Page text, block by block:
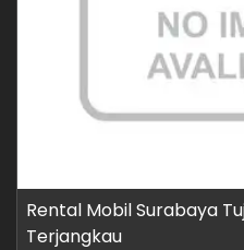
Rental Mobil Surabaya
Terjangkau